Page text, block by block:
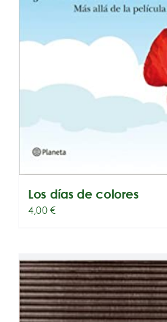
Los días de colores
4,00€